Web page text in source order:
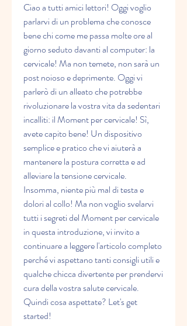
Ciao a tutti amici lettori! Oggi voglio
parlarvi di un problema che conosce
bene chi come me passa molte ore al
giorno seduto davanti al computer: la
cervicale! Ma non temete, non sarà un
post noioso e deprimente. Oggi vi
parlerò di un alleato che potrebbe
rivoluzionare la vostra vita da sedentari
incalliti: il Moment per cervicale! Sì,
avete capito bene! Un dispositivo
semplice e pratico che vi aiuterà a
mantenere la postura corretta e ad
alleviare la tensione cervicale.
Insomma, niente più mal di testa e
dolori al collo! Ma non voglio svelarvi
tutti i segreti del Moment per cervicale
in questa introduzione, vi invito a
continuare a leggere l'articolo completo
perché vi aspettano tanti consigli utili e
qualche chicca divertente per prendervi
cura della vostra salute cervicale.
Quindi cosa aspettate? Let's get
started!